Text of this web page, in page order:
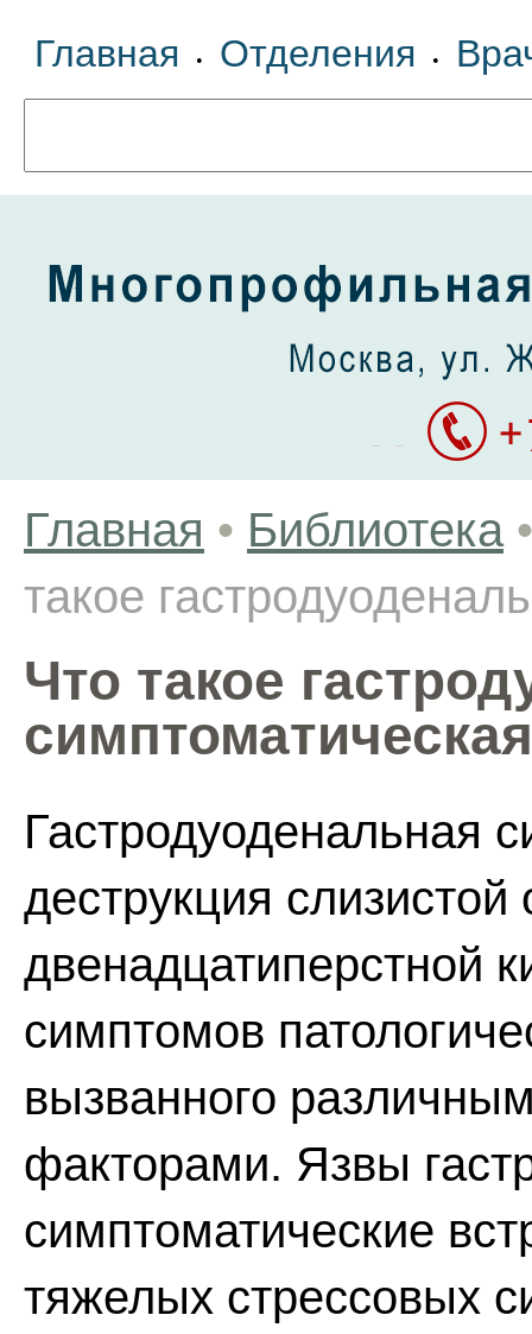
Главная • Отделения •
Главная • Библиотека •
такое
Что такое
Гастродуоденальная
деструкция
двенадцатиперстной
симптомов
вызванного
факторами. Язвы
симптоматические
тяжелых стрессовых